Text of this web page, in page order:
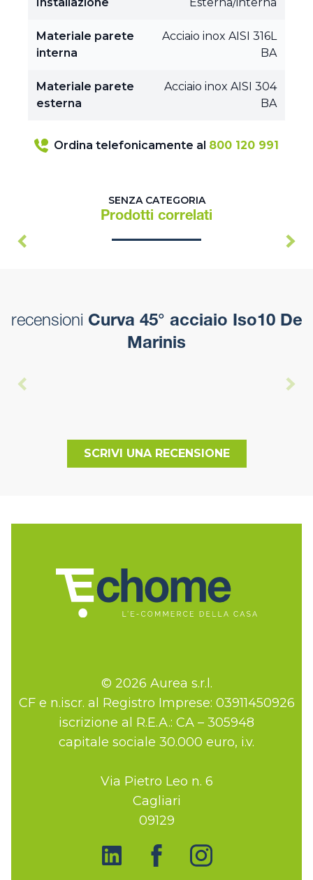
Materiale parete
interna
Acciaio inox AISI 316L
BA
Materiale parete
esterna
Acciaio inox AISI 304
BA
Ordina telefonicamente al 800 120 991
SENZA CATEGORIA
Prodotti correlati
recensioni Curva 45° acciaio Iso10 De
Marinis
SCRIVI UNA RECENSIONE
© 2026 Aurea s.r.l.
CF e n.iscr. al Registro Imprese: 03911450926
iscrizione al R.E.A.: CA – 305948
capitale sociale 30.000 euro, i.v.
Via Pietro Leo n. 6
Cagliari
09129